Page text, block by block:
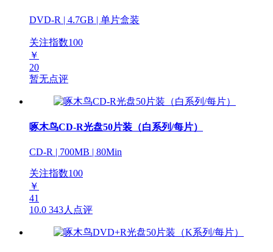
DVD-R | 4.7GB | 单片盒装
关注指数100
￥
20
暂无点评
啄木鸟CD-R光盘50片装（白系列/每片）
CD-R | 700MB | 80Min
关注指数100
￥
41
10.0 343人点评